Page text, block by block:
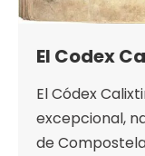
El Codex
El Códex
excepcional,
de